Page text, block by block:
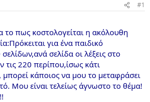
#1
πως κοστολογείται η ακόλουθη
για ένα παιδικό
σελίδα οι λέξεις στο
220 περίπου,ίσως κάτι
κάποιος να μου το μεταφράσει
Μου είναι τελείως άγνωστο το θέμα!